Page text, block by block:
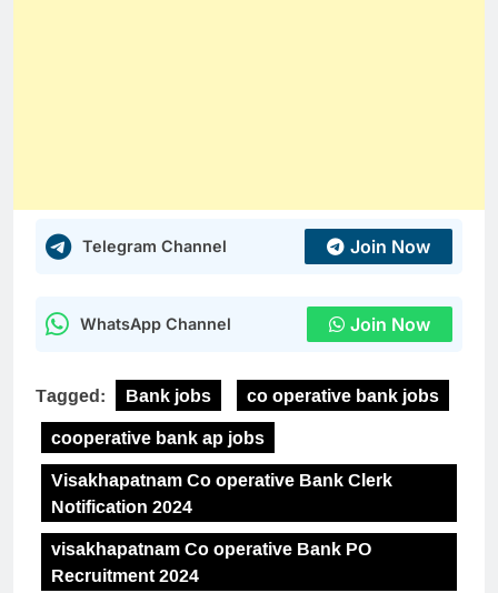
Telegram Channel Join Now
WhatsApp Channel Join Now
Tagged: Bank jobs
co operative bank jobs
cooperative bank ap jobs
Visakhapatnam Co operative Bank Clerk
Notification 2024
visakhapatnam Co operative Bank PO
Recruitment 2024